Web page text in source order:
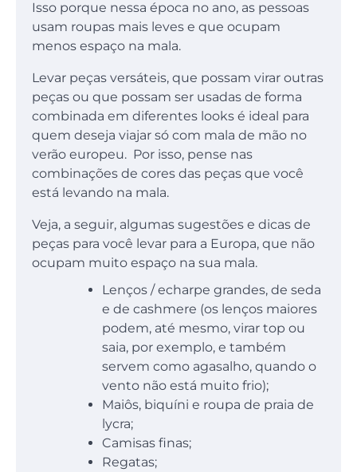
Isso porque nessa época no ano, as pessoas
usam roupas mais leves e que ocupam
menos espaço na mala.
Levar peças versáteis, que possam virar outras
peças ou que possam ser usadas de forma
combinada em diferentes looks é ideal para
quem deseja viajar só com mala de mão no
verão europeu. Por isso, pense nas
combinações de cores das peças que você
está levando na mala.
Veja, a seguir, algumas sugestões e dicas de
peças para você levar para a Europa, que não
ocupam muito espaço na sua mala.
Lenços / echarpe grandes, de seda
e de cashmere (os lenços maiores
podem, até mesmo, virar top ou
saia, por exemplo, e também
servem como agasalho, quando o
vento não está muito frio);
Maiôs, biquíni e roupa de praia de
lycra;
Camisas finas;
Regatas;